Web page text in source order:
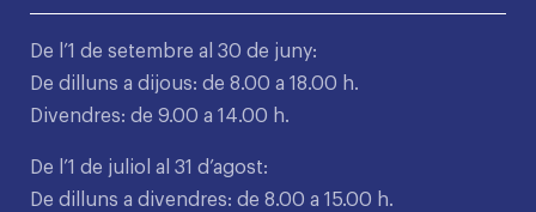
De l’1 de setembre al 30 de juny:
De dilluns a dijous: de 8.00 a 18.00 h.
Divendres: de 9.00 a 14.00 h.
De l’1 de juliol al 31 d’agost:
De dilluns a divendres: de 8.00 a 15.00 h.